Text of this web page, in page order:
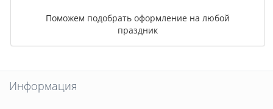
Поможем подобрать оформление на любой
праздник
Информация